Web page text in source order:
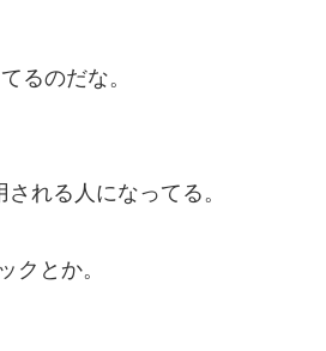
るのだな。
れる人になってる。
クとか。